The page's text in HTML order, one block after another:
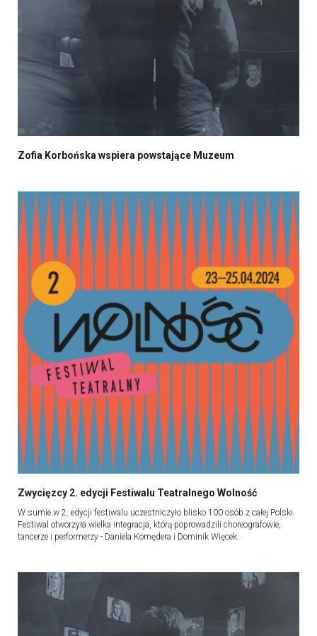
Zofia Korbońska wspiera powstające Muzeum
Zwycięzcy 2. edycji Festiwalu Teatralnego Wolność
W sumie w 2. edycji festiwalu uczestniczyło blisko 100 osób z całej Polski.
Festiwal otworzyła wielka integracja, którą poprowadzili choreografowie,
tancerze i performerzy - Daniela Komędera i Dominik Więcek.